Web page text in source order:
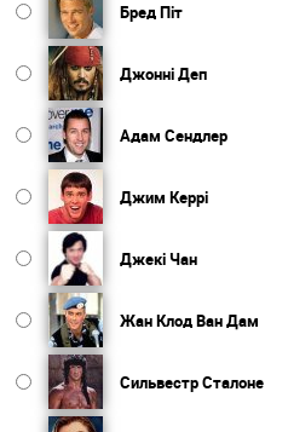
Бред Піт
Джонні Деп
Адам Сендлер
Джим Керрі
Джекі Чан
Жан Клод Ван Дам
Сильвестр Сталоне